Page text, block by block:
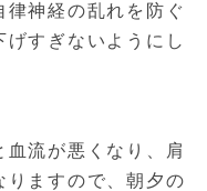
律神経の乱れを防ぐ
すぎないようにし
血流が悪くなり、肩
りますので、朝夕の